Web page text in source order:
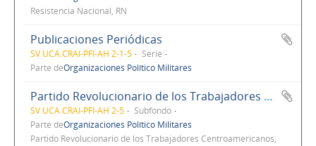
Resistencia Nacional, RN
Publicaciones Periódicas
SV UCA.CRAI-PFI-AH 2-1-5
Serie
Parte deOrganizaciones Político Militares
Partido Revolucionario de los Trabajadores Centroamericanos-PRTC
SV UCA.CRAI-PFI-AH 2-5
Subfondo
Parte deOrganizaciones Político Militares
Partido Revolucionario de los Trabajadores Centroamericanos,